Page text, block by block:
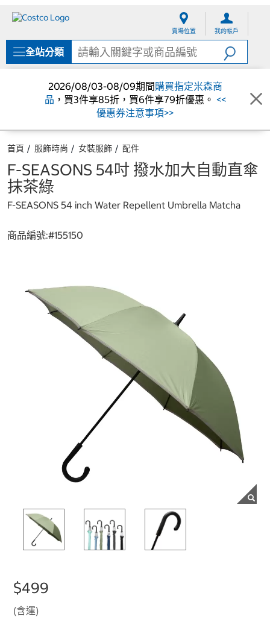
單
賣場位置 我的帳戶
全站分類
2026/08/03-08/09期間購買指定米森商
品 ，買3件享85折，買6件享79折優惠。 <<
優惠券注意事項>>
首頁 服飾時尚 女裝服飾 配件
F-SEASONS 54吋 撥水加大自動直傘
抹茶綠
F-SEASONS 54 inch Water Repellent Umbrella Matcha
商品編號:#155150
$499
(含運)